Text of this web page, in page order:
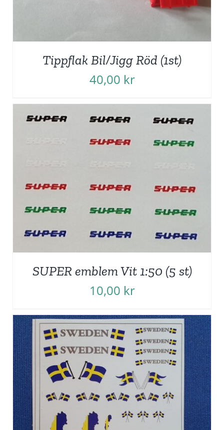
Tippflak Bil/Jigg Röd (1st)
40,00 kr
SUPER emblem Vit 1:50 (5 st)
10,00 kr